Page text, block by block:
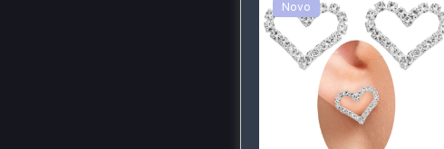
Novo